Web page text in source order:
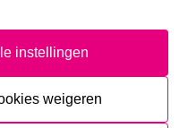
instellingen
weigeren